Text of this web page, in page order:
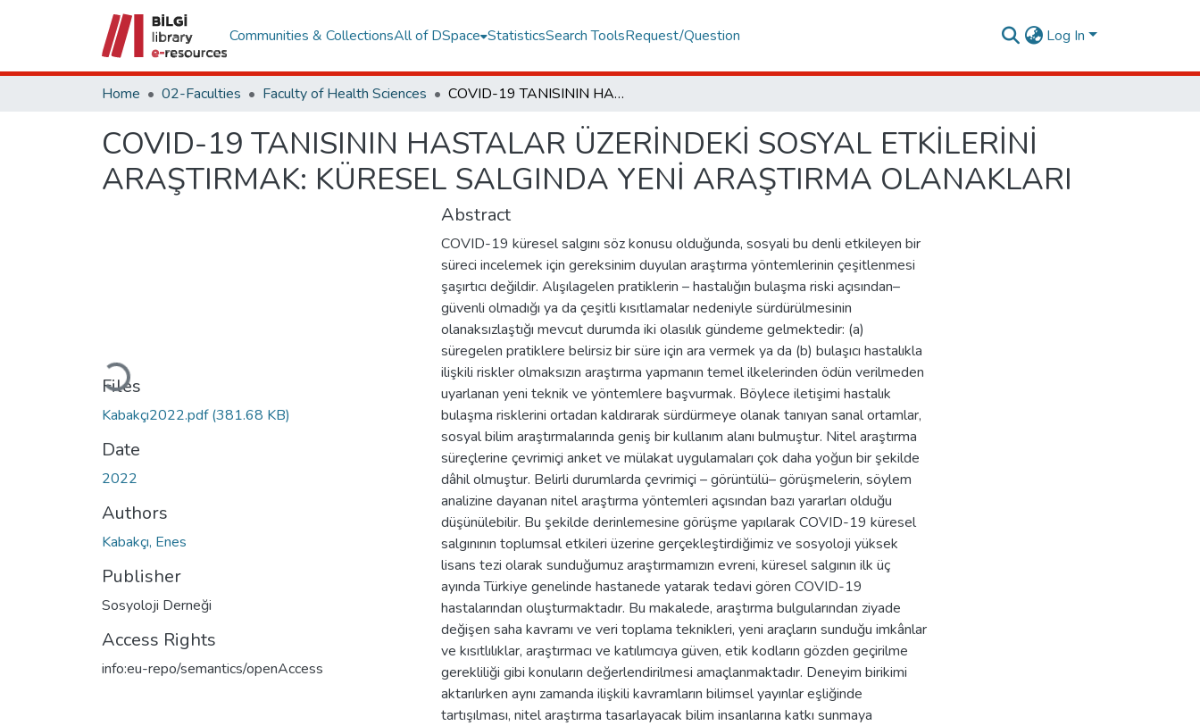
Communities & CollectionsAll of DSpace StatisticsSearch ToolsRequest/Question Log In
Home 02-Faculties Faculty of Health Sciences COVID-19 TANISININ HASTALAR ÜZERİNDEKİ SOSYAL ETKİLERİNİ ARAŞTIRMAK: KÜRESEL SALGINDA YENİ ARAŞTIRMA OLANAKLARI
COVID-19 TANISININ HASTALAR ÜZERİNDEKİ SOSYAL ETKİLERİNİ
ARAŞTIRMAK: KÜRESEL SALGINDA YENİ ARAŞTIRMA OLANAKLARI
Loading...
Files
Kabakçı2022.pdf(381.68 KB)
Date
2022
Authors
Kabakçı, Enes
Publisher
Sosyoloji Derneği
Access Rights
info:eu-repo/semantics/openAccess
Abstract
COVID-19 küresel salgını söz konusu olduğunda, sosyali bu denli etkileyen bir
süreci incelemek için gereksinim duyulan araştırma yöntemlerinin çeşitlenmesi
şaşırtıcı değildir. Alışılagelen pratiklerin – hastalığın bulaşma riski açısından–
güvenli olmadığı ya da çeşitli kısıtlamalar nedeniyle sürdürülmesinin
olanaksızlaştığı mevcut durumda iki olasılık gündeme gelmektedir: (a)
süregelen pratiklere belirsiz bir süre için ara vermek ya da (b) bulaşıcı hastalıkla
ilişkili riskler olmaksızın araştırma yapmanın temel ilkelerinden ödün verilmeden
uyarlanan yeni teknik ve yöntemlere başvurmak. Böylece iletişimi hastalık
bulaşma risklerini ortadan kaldırarak sürdürmeye olanak tanıyan sanal ortamlar,
sosyal bilim araştırmalarında geniş bir kullanım alanı bulmuştur. Nitel araştırma
süreçlerine çevrimiçi anket ve mülakat uygulamaları çok daha yoğun bir şekilde
dâhil olmuştur. Belirli durumlarda çevrimiçi – görüntülü– görüşmelerin, söylem
analizine dayanan nitel araştırma yöntemleri açısından bazı yararları olduğu
düşünülebilir. Bu şekilde derinlemesine görüşme yapılarak COVID-19 küresel
salgınının toplumsal etkileri üzerine gerçekleştirdiğimiz ve sosyoloji yüksek
lisans tezi olarak sunduğumuz araştırmamızın evreni, küresel salgının ilk üç
ayında Türkiye genelinde hastanede yatarak tedavi gören COVID-19
hastalarından oluşturmaktadır. Bu makalede, araştırma bulgularından ziyade
değişen saha kavramı ve veri toplama teknikleri, yeni araçların sunduğu imkânlar
ve kısıtlılıklar, araştırmacı ve katılımcıya güven, etik kodların gözden geçirilme
gerekliliği gibi konuların değerlendirilmesi amaçlanmaktadır. Deneyim birikimi
aktarılırken aynı zamanda ilişkili kavramların bilimsel yayınlar eşliğinde
tartışılması, nitel araştırma tasarlayacak bilim insanlarına katkı sunmaya